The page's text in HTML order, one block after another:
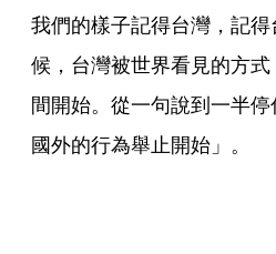
我們的樣子記得台灣，記
候，台灣被世界看見的方
間開始。從一句說到一半
國外的行為舉止開始」。